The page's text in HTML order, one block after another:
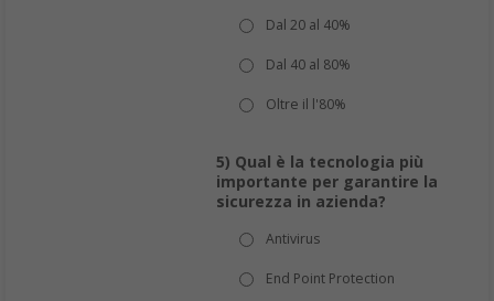
Dal 20 al 40%
Dal 40 al 80%
Oltre il l'80%
5) Qual è la tecnologia più
importante per garantire la
sicurezza in azienda?
Antivirus
End Point Protection